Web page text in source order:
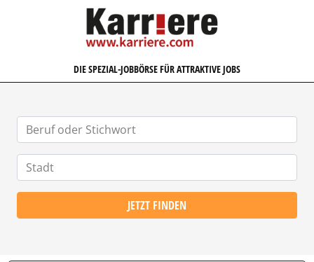
KARRIERE.COM
DIE SPEZIAL-JOBBÖRSE FÜR ATTRAKTIVE JOBS
JETZT FINDEN